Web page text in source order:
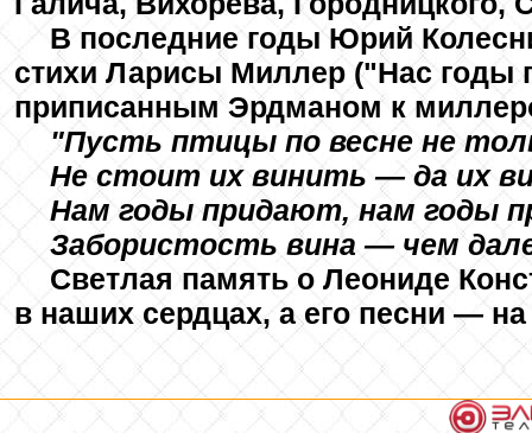
В последние годы Юрий
стихи Ларисы Миллер ("Нас годы
приписанным Эрдманом к
"Пусть птицы по весне не
Не стоит их винить — да их
Нам годы придают, нам годы
Забористость вина — чем
Светлая память о Леониде
в наших сердцах, а его песни — на